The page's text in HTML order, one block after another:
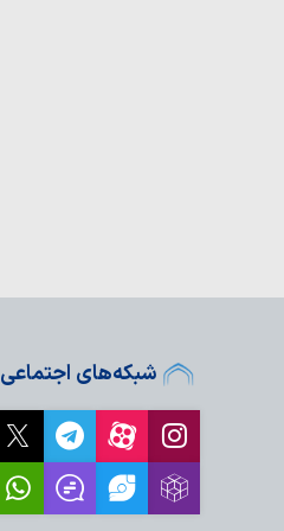
راهبردی کشور
۱۰ ویژگی پیامبر(ص) در آیه ۱۵۷ سوره
الهی از مهمترن برکات
وفاداری امت اسلامی
شبکه‌های اجتماعی